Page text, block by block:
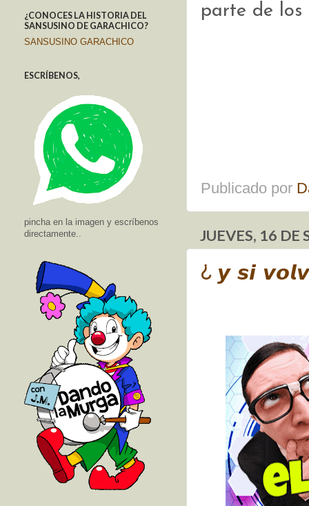
parte de los
Publicado por
JUEVES, 16 DE
¿ 𝙮 𝙨𝙞
¿CONOCES LA HISTORIA DEL
SANSUSINO DE GARACHICO?
SANSUSINO GARACHICO
ESCRÍBENOS,
pincha en la imagen y escríbenos
directamente..